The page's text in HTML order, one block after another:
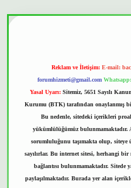
Reklam ve İletişim: E-mail:
forumhizmeti@gmail.com
Yasal Uyarı: Sitemiz, 5651 Sayılı
Kurumu (BTK) tarafından onaylanmış
Bu nedenle, sitedeki içerikleri
yükümlülüğümüz bulunmamaktadır.
sorumluluğunu taşımakta olup,
sayılırlar. Bu internet sitesi, herhangi
bağlantısı bulunmamaktadır. Sitede
paylaşılmaktadır. Burada yer alan